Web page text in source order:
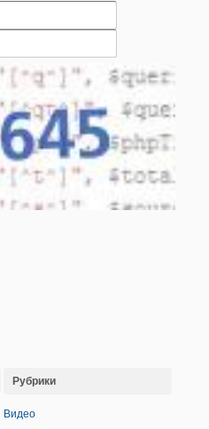
Рубрики
Видео